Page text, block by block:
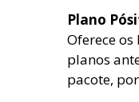
Plano
Oferece
planos
pacote,